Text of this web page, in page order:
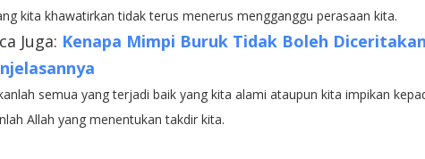
kita khawatirkan tidak terus menerus mengganggu perasaan kita.
Juga: Kenapa Mimpi Buruk Tidak Boleh
semua yang terjadi baik yang kita alami ataupun kita impikan
Allah yang menentukan takdir kita.